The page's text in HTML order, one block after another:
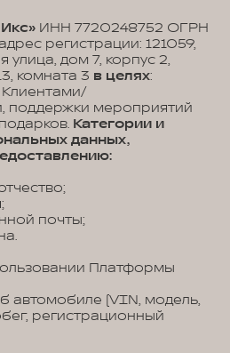
ИНН 7720248752 ОГРН
регистрации: 121059,
улица, дом 7, корпус 2,
комната 3 в целях:
поддержки мероприятий
Категории и
данных,
почты;
Платформы
автомобиле (VIN, модель,
регистрационный